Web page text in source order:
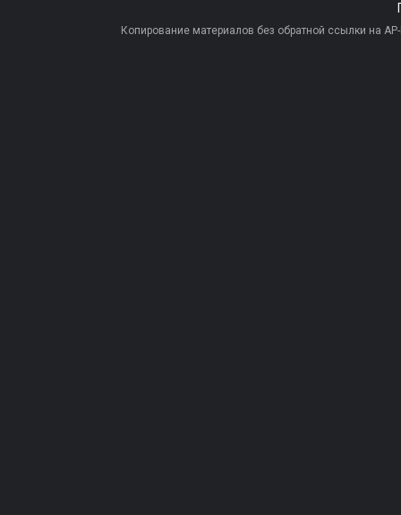
Копирование материалов без обратной ссылки на